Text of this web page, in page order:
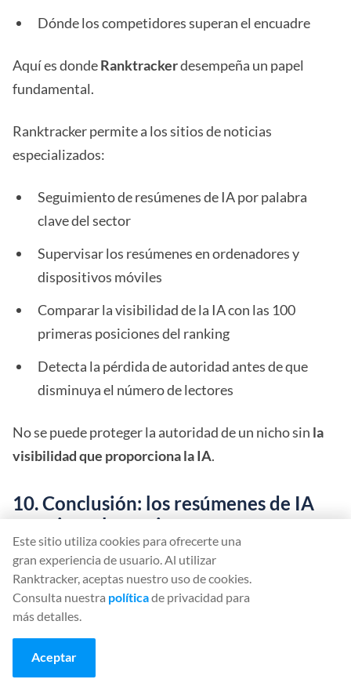
Dónde los competidores superan el encuadre
Aquí es dondeRanktrackerdesempeña un papel
fundamental.
Ranktracker permite a los sitios de noticias
especializados:
Seguimiento de resúmenes de IA por palabra
clave del sector
Supervisar los resúmenes en ordenadores y
dispositivos móviles
Comparar la visibilidad de la IA con las 100
primeras posiciones del ranking
Detecta la pérdida de autoridad antes de que
disminuya el número de lectores
No se puede proteger la autoridad de un nicho sin la
visibilidad que proporciona la IA.
10. Conclusión: los resúmenes de IA
premian a los mejores expertos en
nichos, no a los editores más ruidosos
Los resúmenes de IA no eliminan las noticias
especializadas.
nichos.
En una SERP de noticias especializadas basada en la
Este sitio utiliza cookies para ofrecerte una
gran experiencia de usuario. Al utilizar
Ranktracker, aceptas nuestro uso de cookies.
Consulta nuestra políticade privacidad para
más detalles.
Aceptar